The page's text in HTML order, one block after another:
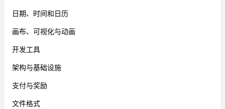
日期、时间和日历
画布、可视化与动画
开发工具
架构与基础设施
支付与奖励
文件格式